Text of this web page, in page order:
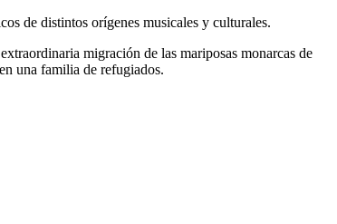
de distintos orígenes musicales y culturales.
migración de las mariposas monarcas de
una familia de refugiados.